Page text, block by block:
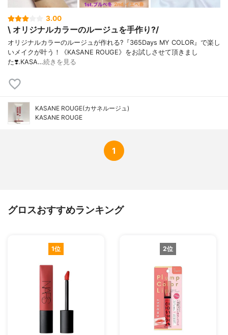
3.00
\ オリジナルカラーのルージュを手作り?/
オリジナルカラーのルージュが作れる?『365Days MY COLOR』で楽し
いメイクが叶う！《KASANE ROUGE》をお試しさせて頂きまし
た❣️.KASA…続きを見る
KASANE ROUGE(カサネルージュ)
KASANE ROUGE
1
グロスおすすめランキング
1位 2位